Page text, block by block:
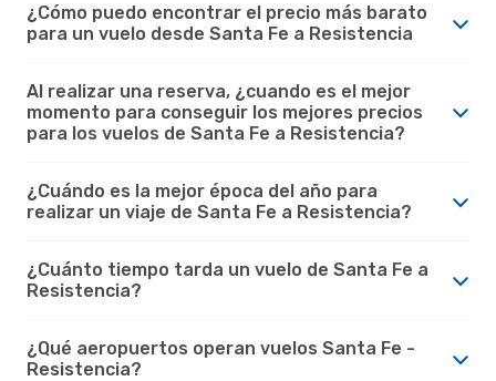
¿Cómo puedo encontrar el precio más barato
para un vuelo desde Santa Fe a Resistencia
Al realizar una reserva, ¿cuando es el mejor
momento para conseguir los mejores precios
para los vuelos de Santa Fe a Resistencia?
¿Cuándo es la mejor época del año para
realizar un viaje de Santa Fe a Resistencia?
¿Cuánto tiempo tarda un vuelo de Santa Fe a
Resistencia?
¿Qué aeropuertos operan vuelos Santa Fe -
Resistencia?